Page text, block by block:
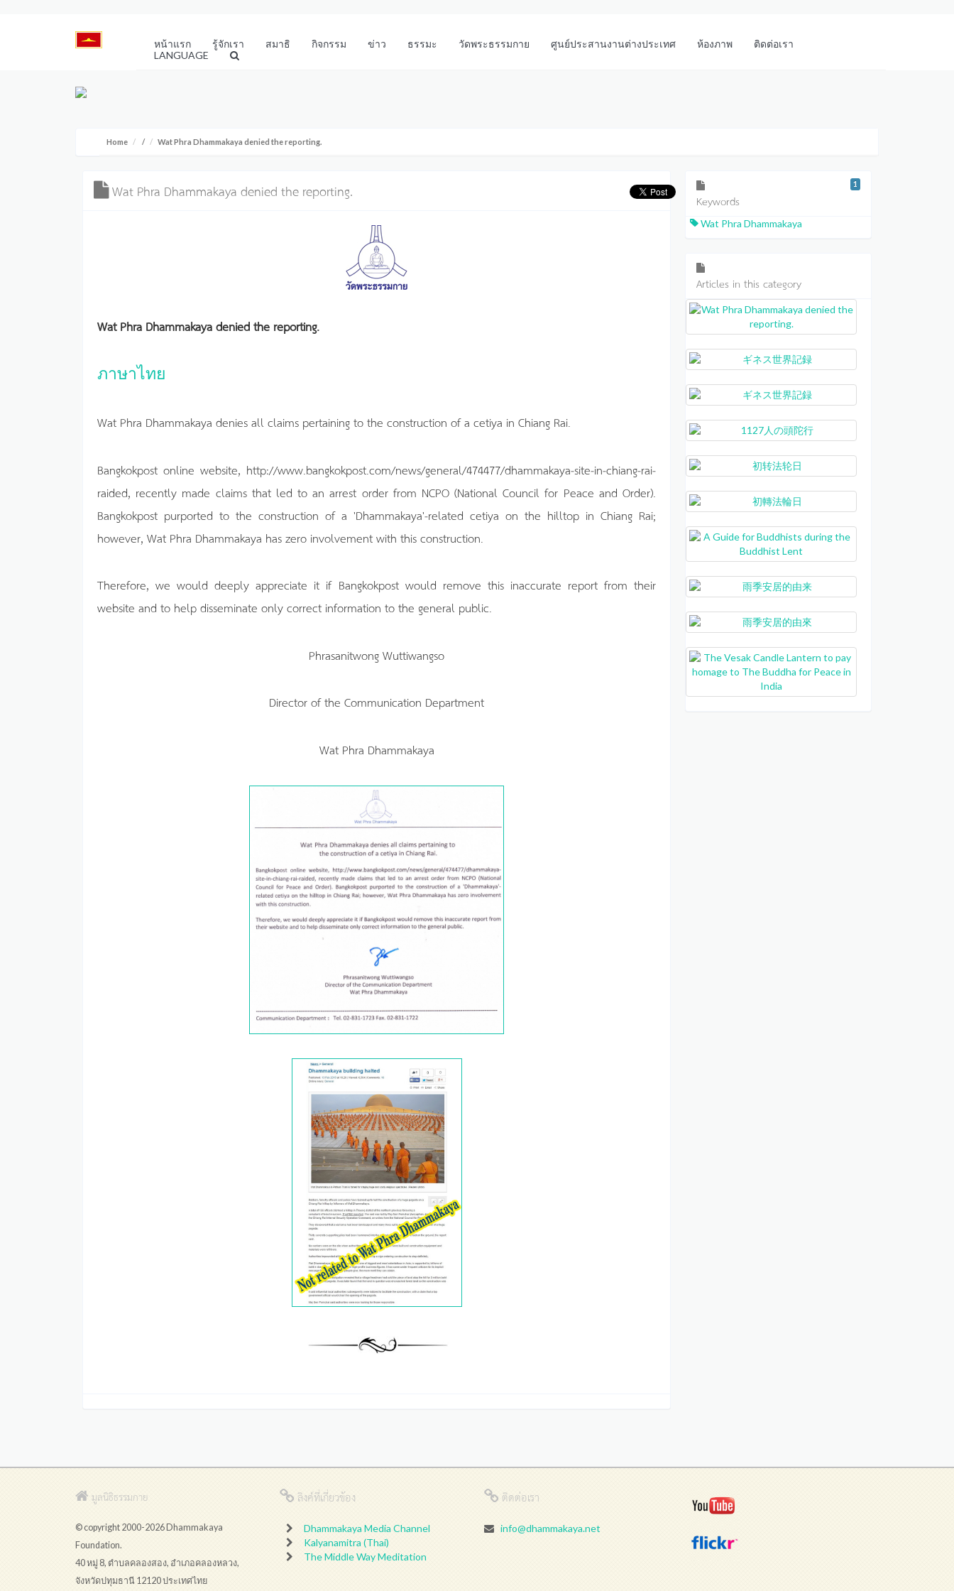
หน้าแรก รู้จักเรา สมาธิ กิจกรรม ข่าว ธรรมะ วัดพระธรรมกาย ศูนย์ประสานงานต่างประเทศ ห้องภาพ
ติดต่อเรา
LANGUAGE
Home / Wat Phra Dhammakaya denied the reporting.
Wat Phra Dhammakaya denied the reporting.
Wat Phra Dhammakaya denied the reporting.
ภาษาไทย
Wat Phra Dhammakaya denies all claims pertaining to the construction of a cetiya in Chiang Rai.
Bangkokpost online website, http://www.bangkokpost.com/news/general/474477/dhammakaya-site-in-chiang-rai-
raided, recently made claims that led to an arrest order from NCPO (National Council for Peace and Order).
Bangkokpost purported to the construction of a 'Dhammakaya'-related cetiya on the hilltop in Chiang Rai;
however, Wat Phra Dhammakaya has zero involvement with this construction.
Therefore, we would deeply appreciate it if Bangkokpost would remove this inaccurate report from their
website and to help disseminate only correct information to the general public.
Phrasanitwong Wuttiwangso
Director of the Communication Department
Wat Phra Dhammakaya
Keywords
1
Wat Phra Dhammakaya
Articles in this category
มูลนิธิธรรมกาย
© copyright 2000-2026 Dhammakaya
Foundation.
40 หมู่ 8, ตำบลคลองสอง, อำเภอคลองหลวง,
จังหวัดปทุมธานี 12120 ประเทศไทย
ลิงค์ที่เกี่ยวข้อง
Dhammakaya Media Channel
Kalyanamitra (Thai)
The Middle Way Meditation
ติดต่อเรา
info@dhammakaya.net